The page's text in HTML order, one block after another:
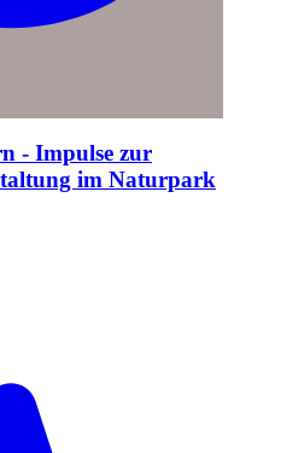
- Impulse zur
im Naturpark